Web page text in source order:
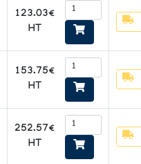
123.03€
HT
153.75€
HT
252.57€
HT